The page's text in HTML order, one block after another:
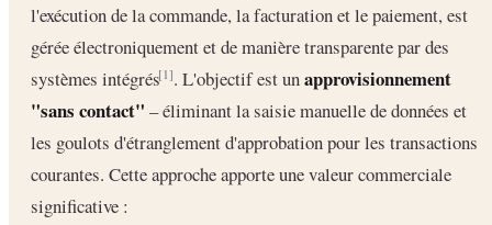
l'exécution de la commande, la facturation et le paiement, est
gérée électroniquement et de manière transparente par des
systèmes intégrés[1]. L'objectif est unapprovisionnement
"sans contact" – éliminant la saisie manuelle de données et
les goulots d'étranglement d'approbation pour les transactions
courantes. Cette approche apporte une valeur commerciale
significative :